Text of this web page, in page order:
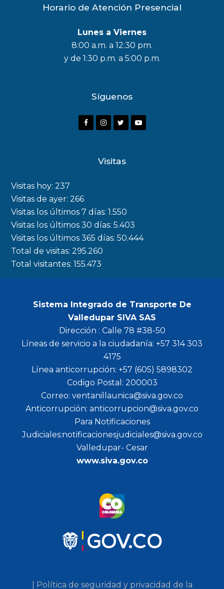
Horario de Atención Presencial
Lunes a Viernes
8:00 a.m. a 12:30 pm.
y de 1:30 p.m. a 5:00 p.m.
Síguenos
F
o
k
I
a
m
r
Y
Visitas
Visitas hoy:237
Visitas de ayer:266
Visitas los últimos 7 días:1.550
Visitas los últimos 30 días:5.403
Visitas los últimos 365 días:50.444
Total de visitas:295.260
Total visitantes:155.473
Sistema Integrado de Transporte De
Valledupar SIVA SAS
Dirección : Calle 78 #38-50
Líneas de servicio a la ciudadanía: +57 314 303
4175
Línea anticorrupción: +57 (605) 5898302
Codigo Postal: 200003
Correo: ventanillaunica@siva.gov.co
Anticorrupción: anticorrupcion@siva.gov.co
Para Notificaciones
Judiciales:notificacionesjudiciales@siva.gov.co
Valledupar- Cesar
www.siva.gov.co
| Política de seguridad y privacidad de la